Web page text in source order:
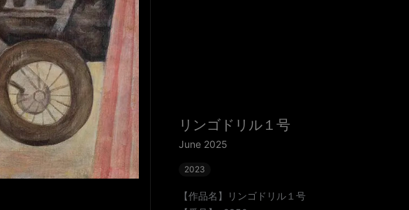
リンゴドリル１号
June 2025
2023
【作品名】リンゴドリル１号